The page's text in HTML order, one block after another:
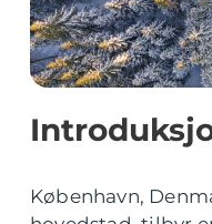
København,